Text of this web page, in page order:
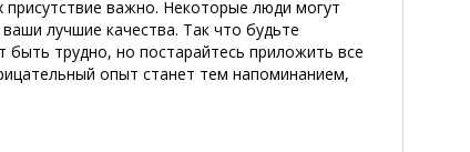
важно. Некоторые люди могут
лучшие качества. Так что будьте
трудно, но постарайтесь приложить все
опыт станет тем напоминанием,